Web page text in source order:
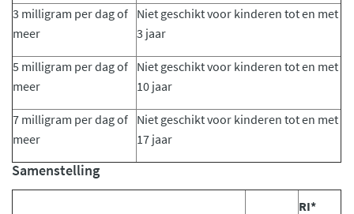
3 milligram per dag of
meer
Niet geschikt voor kinderen tot en met
3 jaar
5 milligram per dag of
meer
Niet geschikt voor kinderen tot en met
10 jaar
7 milligram per dag of
meer
Niet geschikt voor kinderen tot en met
17 jaar
Samenstelling
RI*